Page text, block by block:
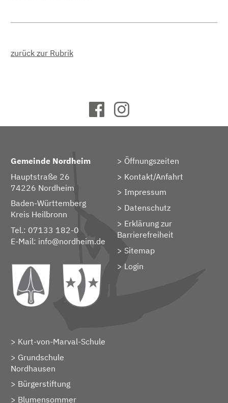
zurück zur Rubrik
Gemeinde Nordheim
Hauptstraße 26
74226 Nordheim
Baden-Württemberg
Kreis Heilbronn
Tel.: 07133 182-0
E-Mail: info@nordheim.de
Öffnungszeiten
Kontakt/Anfahrt
Impressum
Datenschutz
Erklärung zur
Barrierefreiheit
Sitemap
> Login
Kurt-von-Marval-Schule
Grundschule
Nordhausen
Bürgerstiftung
Blumensommer